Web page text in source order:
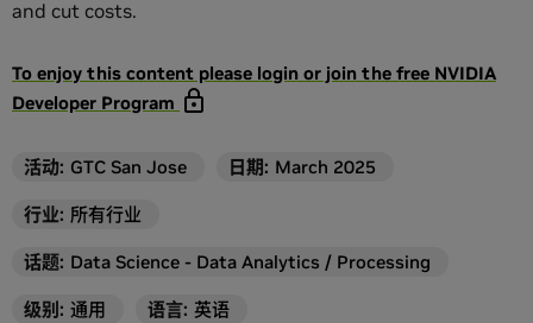
and cut costs.
To enjoy this content please login or join the free NVIDIA
Developer Program
活动: GTC San Jose 日期: March 2025
行业: 所有行业
话题: Data Science - Data Analytics / Processing
级别: 通用 语言: 英语